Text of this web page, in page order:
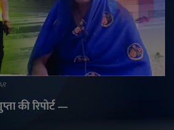
की रिपोर्ट —